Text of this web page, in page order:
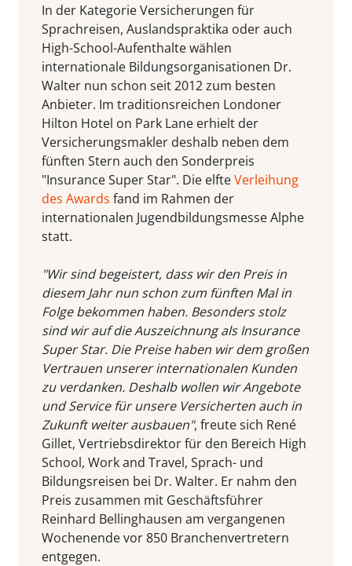
In der Kategorie Versicherungen für
Sprachreisen, Auslandspraktika oder auch
High-School-Aufenthalte wählen
internationale Bildungsorganisationen Dr.
Walter nun schon seit 2012 zum besten
Anbieter. Im traditionsreichen Londoner
Hilton Hotel on Park Lane erhielt der
Versicherungsmakler deshalb neben dem
fünften Stern auch den Sonderpreis
"Insurance Super Star". Die elfteVerleihung
des Awards fand im Rahmen der
internationalen Jugendbildungsmesse Alphe
statt.
"Wir sind begeistert, dass wir den Preis in
diesem Jahr nun schon zum fünften Mal in
Folge bekommen haben. Besonders stolz
sind wir auf die Auszeichnung als Insurance
Super Star. Die Preise haben wir dem großen
Vertrauen unserer internationalen Kunden
zu verdanken. Deshalb wollen wir Angebote
und Service für unsere Versicherten auch in
Zukunft weiter ausbauen", freute sich René
Gillet, Vertriebsdirektor für den Bereich High
School, Work and Travel, Sprach- und
Bildungsreisen bei Dr. Walter. Er nahm den
Preis zusammen mit Geschäftsführer
Reinhard Bellinghausen am vergangenen
Wochenende vor 850 Branchenvertretern
entgegen.